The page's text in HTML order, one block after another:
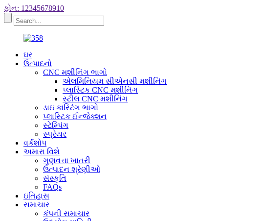
ફોન: 12345678910
ઘર
ઉત્પાદનો
CNC મશીનિંગ ભાગો
એલમિનિયમ સીએનસી મશીનિંગ
પ્લાસ્ટિક CNC મશીનિંગ
સ્ટીલ CNC મશીનિંગ
ડાઇ કાસ્ટિંગ ભાગો
પ્લાસ્ટિક ઈન્જેક્શન
સ્ટેમ્પિંગ
સ્પ્રેયર
વર્કશોપ
અમારા વિશે
ગુણવત્તા ખાતરી
ઉત્પાદન શ્રેણીઓ
સંસ્કૃતિ
FAQs
ઇતિહાસ
સમાચાર
કંપની સમાચાર